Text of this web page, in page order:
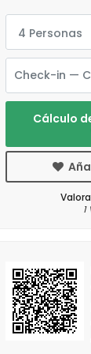
4 Personas
Cálculo
1